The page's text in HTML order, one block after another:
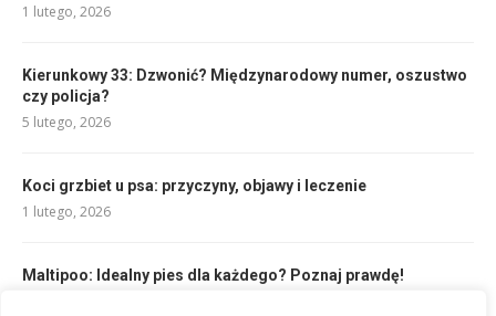
1 lutego, 2026
Kierunkowy 33: Dzwonić? Międzynarodowy numer, oszustwo
czy policja?
5 lutego, 2026
Koci grzbiet u psa: przyczyny, objawy i leczenie
1 lutego, 2026
Maltipoo: Idealny pies dla każdego? Poznaj prawdę!